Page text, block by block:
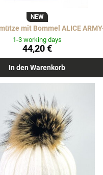
NEW
mit Bommel ALICE
1-3 working days
44,20 €
In den Warenkorb